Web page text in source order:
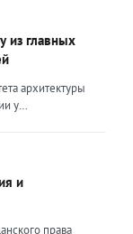
из главных
архитектуры
у
заметно
Наёмный
пожаловаться
— сам
бизнес не встанет
и
права